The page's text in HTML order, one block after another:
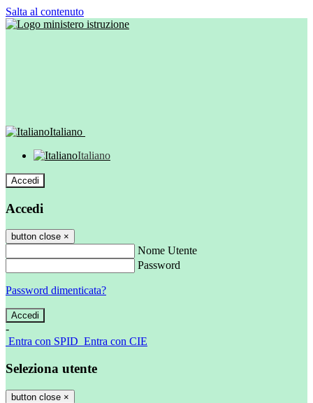
Salta al contenuto
Italiano
Italiano
Accedi
Accedi
button close ×
Nome Utente
Password
Password dimenticata?
-
Entra con SPID Entra con CIE
Seleziona utente
button close ×